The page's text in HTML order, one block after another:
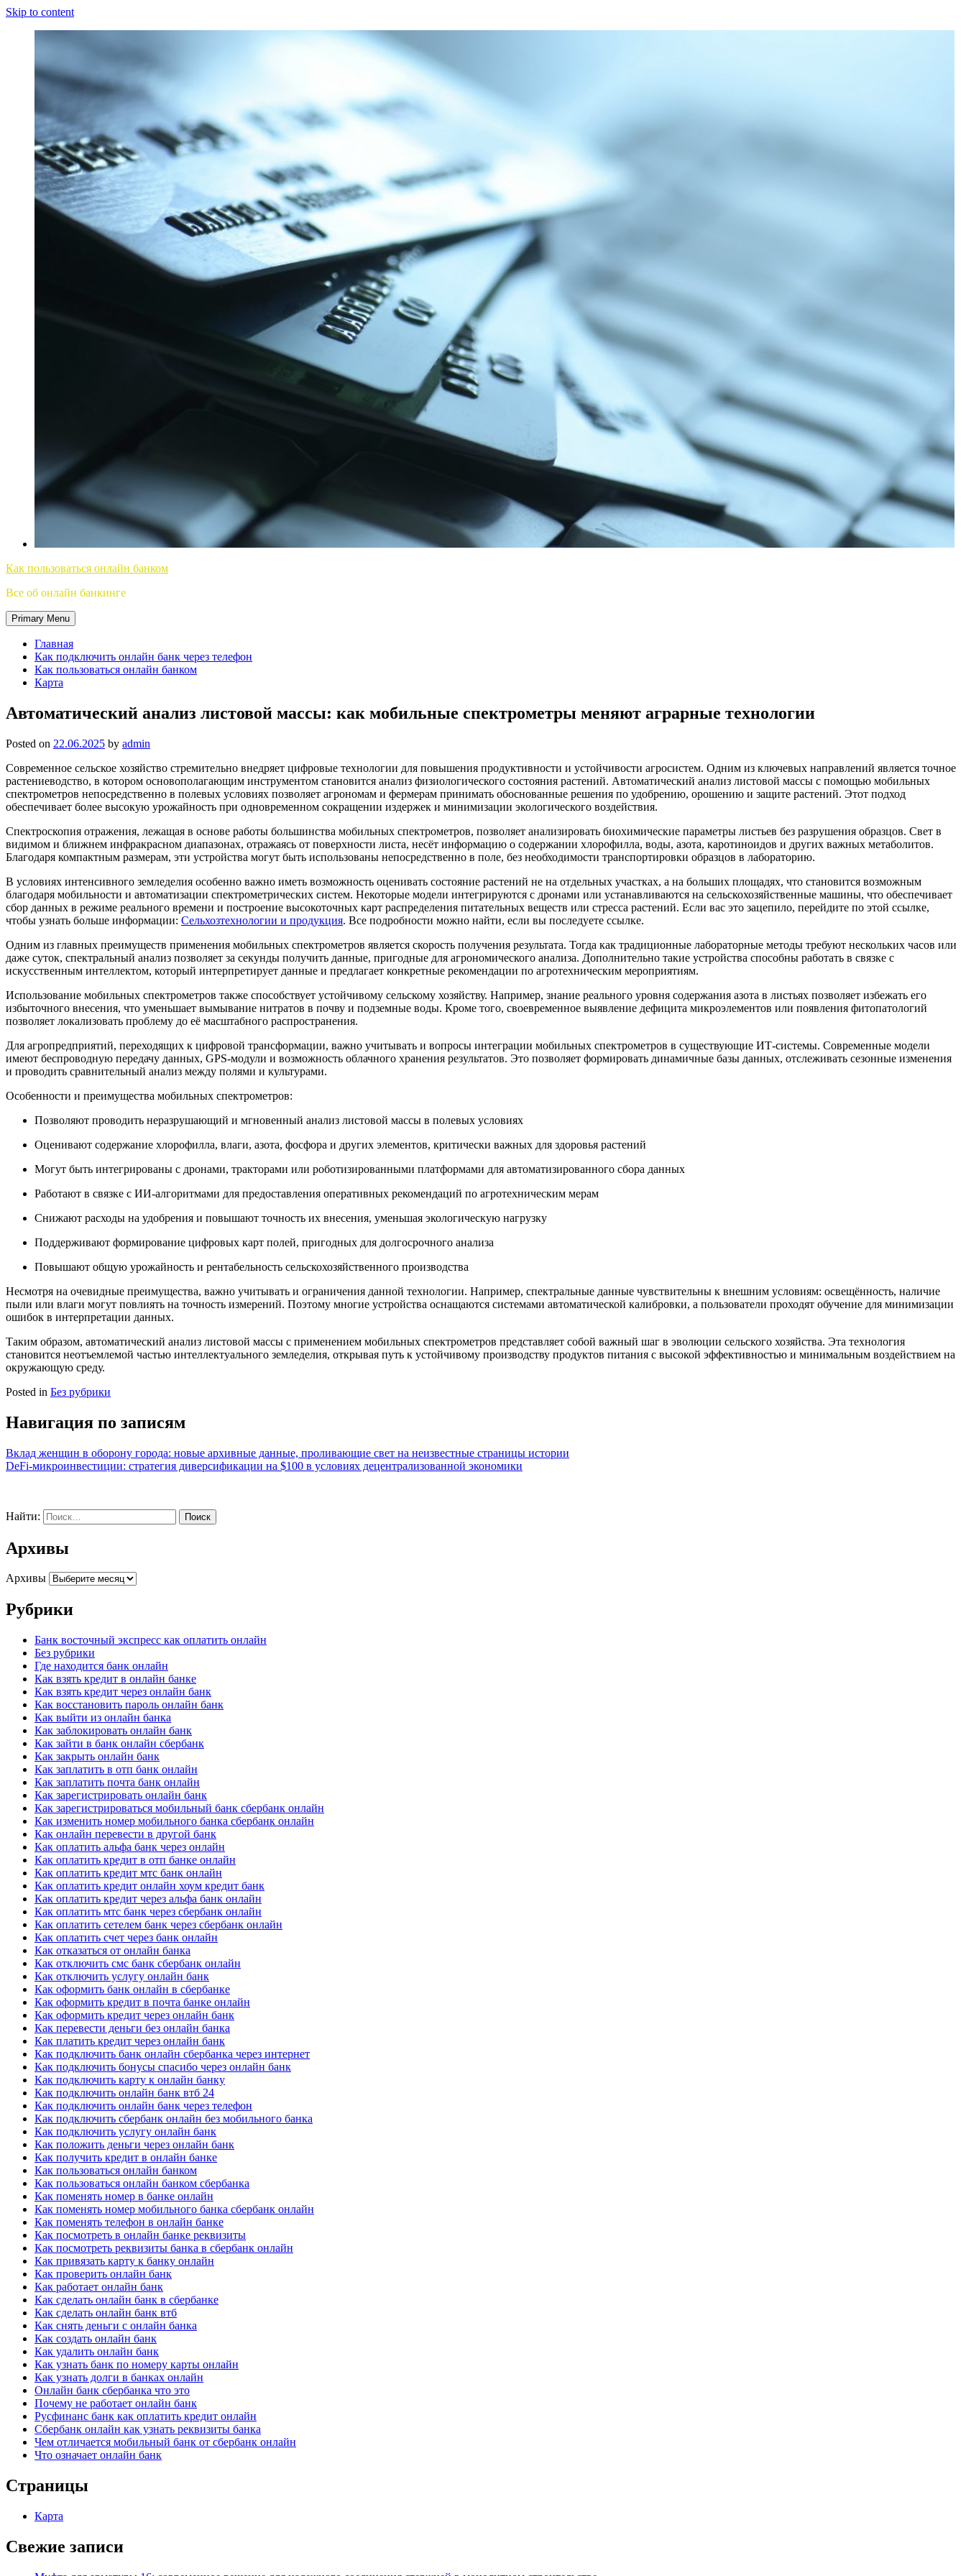
Skip to content
Как пользоваться онлайн банком
Все об онлайн банкинге
Primary Menu
Главная
Как подключить онлайн банк через телефон
Как пользоваться онлайн банком
Карта
Автоматический анализ листовой массы: как мобильные спектрометры меняют аграрные технологии
Posted on 22.06.2025 by admin
Современное сельское хозяйство стремительно внедряет цифровые технологии для повышения продуктивности и устойчивости агросистем. Одним из ключевых направлений является точное
растениеводство, в котором основополагающим инструментом становится анализ физиологического состояния растений. Автоматический анализ листовой массы с помощью мобильных
спектрометров непосредственно в полевых условиях позволяет агрономам и фермерам принимать обоснованные решения по удобрению, орошению и защите растений. Этот подход
обеспечивает более высокую урожайность при одновременном сокращении издержек и минимизации экологического воздействия.
Спектроскопия отражения, лежащая в основе работы большинства мобильных спектрометров, позволяет анализировать биохимические параметры листьев без разрушения образцов. Свет в
видимом и ближнем инфракрасном диапазонах, отражаясь от поверхности листа, несёт информацию о содержании хлорофилла, воды, азота, каротиноидов и других важных метаболитов.
Благодаря компактным размерам, эти устройства могут быть использованы непосредственно в поле, без необходимости транспортировки образцов в лабораторию.
В условиях интенсивного земледелия особенно важно иметь возможность оценивать состояние растений не на отдельных участках, а на больших площадях, что становится возможным
благодаря мобильности и автоматизации спектрометрических систем. Некоторые модели интегрируются с дронами или устанавливаются на сельскохозяйственные машины, что обеспечивает
сбор данных в режиме реального времени и построение высокоточных карт распределения питательных веществ или стресса растений. Если вас это зацепило, перейдите по этой ссылке,
чтобы узнать больше информации: Сельхозтехнологии и продукция. Все подробности можно найти, если вы последуете ссылке.
Одним из главных преимуществ применения мобильных спектрометров является скорость получения результата. Тогда как традиционные лабораторные методы требуют нескольких часов или
даже суток, спектральный анализ позволяет за секунды получить данные, пригодные для агрономического анализа. Дополнительно такие устройства способны работать в связке с
искусственным интеллектом, который интерпретирует данные и предлагает конкретные рекомендации по агротехническим мероприятиям.
Использование мобильных спектрометров также способствует устойчивому сельскому хозяйству. Например, знание реального уровня содержания азота в листьях позволяет избежать его
избыточного внесения, что уменьшает вымывание нитратов в почву и подземные воды. Кроме того, своевременное выявление дефицита микроэлементов или появления фитопатологий
позволяет локализовать проблему до её масштабного распространения.
Для агропредприятий, переходящих к цифровой трансформации, важно учитывать и вопросы интеграции мобильных спектрометров в существующие ИТ-системы. Современные модели
имеют беспроводную передачу данных, GPS-модули и возможность облачного хранения результатов. Это позволяет формировать динамичные базы данных, отслеживать сезонные изменения
и проводить сравнительный анализ между полями и культурами.
Особенности и преимущества мобильных спектрометров:
Позволяют проводить неразрушающий и мгновенный анализ листовой массы в полевых условиях
Оценивают содержание хлорофилла, влаги, азота, фосфора и других элементов, критически важных для здоровья растений
Могут быть интегрированы с дронами, тракторами или роботизированными платформами для автоматизированного сбора данных
Работают в связке с ИИ-алгоритмами для предоставления оперативных рекомендаций по агротехническим мерам
Снижают расходы на удобрения и повышают точность их внесения, уменьшая экологическую нагрузку
Поддерживают формирование цифровых карт полей, пригодных для долгосрочного анализа
Повышают общую урожайность и рентабельность сельскохозяйственного производства
Несмотря на очевидные преимущества, важно учитывать и ограничения данной технологии. Например, спектральные данные чувствительны к внешним условиям: освещённость, наличие
пыли или влаги могут повлиять на точность измерений. Поэтому многие устройства оснащаются системами автоматической калибровки, а пользователи проходят обучение для минимизации
ошибок в интерпретации данных.
Таким образом, автоматический анализ листовой массы с применением мобильных спектрометров представляет собой важный шаг в эволюции сельского хозяйства. Эта технология
становится неотъемлемой частью интеллектуального земледелия, открывая путь к устойчивому производству продуктов питания с высокой эффективностью и минимальным воздействием на
окружающую среду.
Posted in Без рубрики
Навигация по записям
Вклад женщин в оборону города: новые архивные данные, проливающие свет на неизвестные страницы истории
DeFi-микроинвестиции: стратегия диверсификации на $100 в условиях децентрализованной экономики
Найти:
Архивы
Архивы
Рубрики
Банк восточный экспресс как оплатить онлайн
Без рубрики
Где находится банк онлайн
Как взять кредит в онлайн банке
Как взять кредит через онлайн банк
Как восстановить пароль онлайн банк
Как выйти из онлайн банка
Как заблокировать онлайн банк
Как зайти в банк онлайн сбербанк
Как закрыть онлайн банк
Как заплатить в отп банк онлайн
Как заплатить почта банк онлайн
Как зарегистрировать онлайн банк
Как зарегистрироваться мобильный банк сбербанк онлайн
Как изменить номер мобильного банка сбербанк онлайн
Как онлайн перевести в другой банк
Как оплатить альфа банк через онлайн
Как оплатить кредит в отп банке онлайн
Как оплатить кредит мтс банк онлайн
Как оплатить кредит онлайн хоум кредит банк
Как оплатить кредит через альфа банк онлайн
Как оплатить мтс банк через сбербанк онлайн
Как оплатить сетелем банк через сбербанк онлайн
Как оплатить счет через банк онлайн
Как отказаться от онлайн банка
Как отключить смс банк сбербанк онлайн
Как отключить услугу онлайн банк
Как оформить банк онлайн в сбербанке
Как оформить кредит в почта банке онлайн
Как оформить кредит через онлайн банк
Как перевести деньги без онлайн банка
Как платить кредит через онлайн банк
Как подключить банк онлайн сбербанка через интернет
Как подключить бонусы спасибо через онлайн банк
Как подключить карту к онлайн банку
Как подключить онлайн банк втб 24
Как подключить онлайн банк через телефон
Как подключить сбербанк онлайн без мобильного банка
Как подключить услугу онлайн банк
Как положить деньги через онлайн банк
Как получить кредит в онлайн банке
Как пользоваться онлайн банком
Как пользоваться онлайн банком сбербанка
Как поменять номер в банке онлайн
Как поменять номер мобильного банка сбербанк онлайн
Как поменять телефон в онлайн банке
Как посмотреть в онлайн банке реквизиты
Как посмотреть реквизиты банка в сбербанк онлайн
Как привязать карту к банку онлайн
Как проверить онлайн банк
Как работает онлайн банк
Как сделать онлайн банк в сбербанке
Как сделать онлайн банк втб
Как снять деньги с онлайн банка
Как создать онлайн банк
Как удалить онлайн банк
Как узнать банк по номеру карты онлайн
Как узнать долги в банках онлайн
Онлайн банк сбербанка что это
Почему не работает онлайн банк
Русфинанс банк как оплатить кредит онлайн
Сбербанк онлайн как узнать реквизиты банка
Чем отличается мобильный банк от сбербанк онлайн
Что означает онлайн банк
Страницы
Карта
Свежие записи